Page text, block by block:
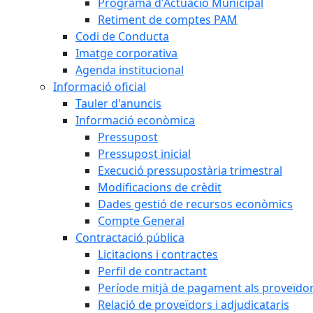
Retiment de comptes PAM
Codi de Conducta
Imatge corporativa
Agenda institucional
Informació oficial
Tauler d'anuncis
Informació econòmica
Pressupost
Pressupost inicial
Execució pressupostària trimestral
Modificacions de crèdit
Dades gestió de recursos econòmics
Compte General
Contractació pública
Licitacions i contractes
Perfil de contractant
Període mitjà de pagament als
Relació de proveïdors i adjudicataris